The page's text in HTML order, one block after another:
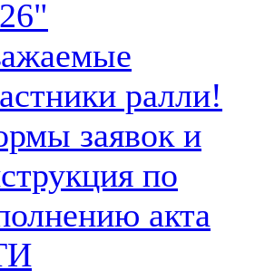
ралли!
заявок и
по
акта